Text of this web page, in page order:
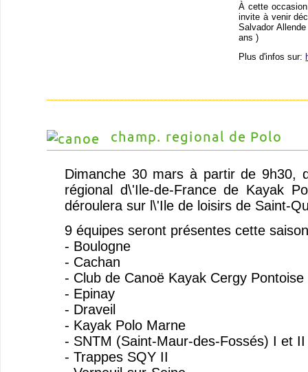
À cette
invite à venir
Salvador
ans )
Plus d'infos sur:
champ. regional de Polo
Dimanche 30 mars à partir de 9h30,
régional d\'Ile-de-France de Kayak
déroulera sur l\'Ile de loisirs de Saint-
9 équipes seront présentes cette
- Boulogne
- Cachan
- Club de Canoë Kayak Cergy Pontoise
- Epinay
- Draveil
- Kayak Polo Marne
- SNTM (Saint-Maur-des-Fossés) I et II
- Trappes SQY II